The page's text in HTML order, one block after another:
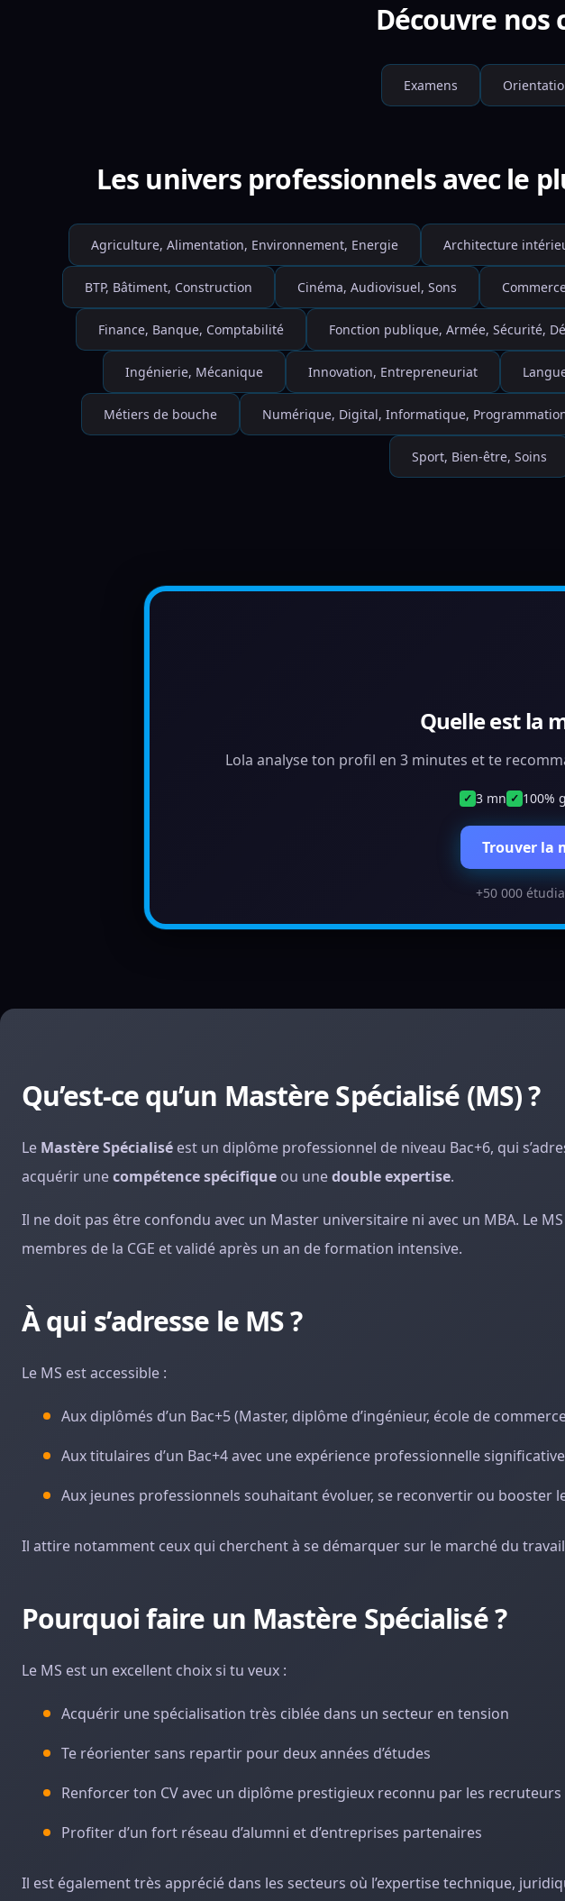
Découvre nos
Examens
Les univers professionnels avec le
Agriculture, Alimentation, Environnement, Energie Architecture
BTP, Bâtiment, Construction Cinéma, Audiovisuel, Sons
Finance, Banque, Comptabilité Fonction publique, Armée, Sécurité,
Ingénierie, Mécanique Innovation, Entrepreneuriat
Métiers de bouche Numérique, Digital, Informatique,
Sport, Bien-être, Soins
Quelle est la
Lola analyse ton profil en 3 minutes et te
✓ 3 mn ✓ 100%
Trouver la
+50 000
Qu’est-ce qu’un Mastère Spécialisé (MS) ?
Le Mastère Spécialisé est un diplôme professionnel de niveau Bac+6, qui
acquérir unecompétence spécifique ou unedouble expertise.
Il ne doit pas être confondu avec un Master universitaire ni avec un MBA. Le
membres de la CGE et validé après un an de formation intensive.
À qui s’adresse le MS ?
Le MS est accessible :
Aux diplômés d’un Bac+5 (Master, diplôme d’ingénieur, école de
Aux titulaires d’un Bac+4 avec une expérience professionnelle significative
Aux jeunes professionnels souhaitant évoluer, se reconvertir ou booster
Il attire notamment ceux qui cherchent à se démarquer sur le marché du
Pourquoi faire un Mastère Spécialisé ?
Le MS est un excellent choix si tu veux :
Acquérir une spécialisation très ciblée dans un secteur en tension
Te réorienter sans repartir pour deux années d’études
Renforcer ton CV avec un diplôme prestigieux reconnu par les recruteurs
Profiter d’un fort réseau d’alumni et d’entreprises partenaires
Il est également très apprécié dans les secteurs où l’expertise technique,